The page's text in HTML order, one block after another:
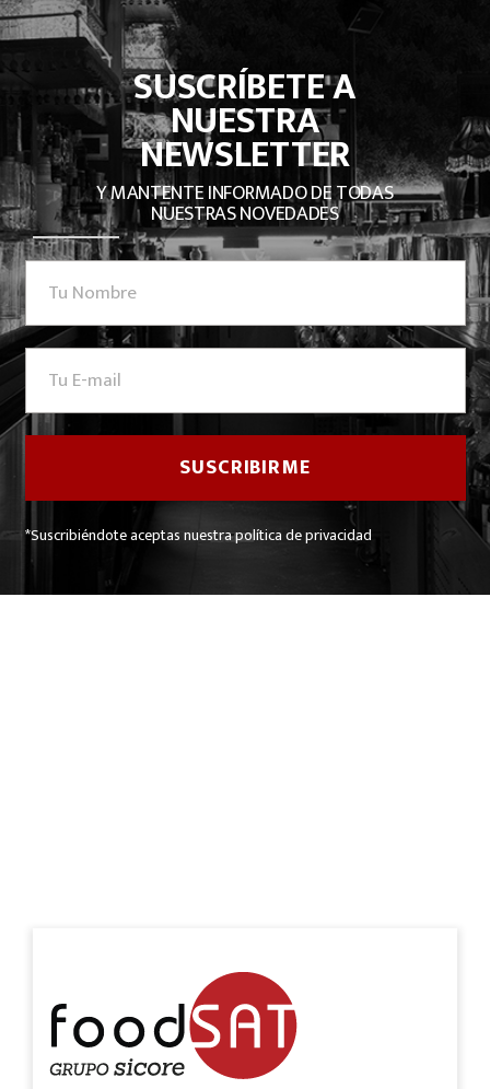
SUSCRÍBETE A
NUESTRA
NEWSLETTER
Y MANTENTE INFORMADO DE TODAS
NUESTRAS NOVEDADES
*Suscribiéndote aceptas nuestra política de privacidad